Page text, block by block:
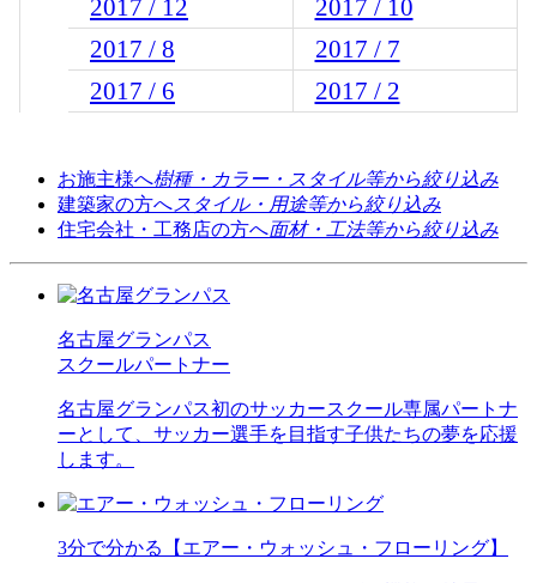
2017 / 12
2017 / 10
2017 / 8
2017 / 7
2017 / 6
2017 / 2
お施主様へ樹種・カラー・スタイル等から絞り込み
建築家の方へ スタイル・用途等から絞り込み
住宅会社・工務店の方へ面材・工法等から絞り込み
名古屋グランパス
スクールパートナー
名古屋グランパス初のサッカースクール専属パートナ
ーとして、サッカー選手を目指す子供たちの夢を応援
します。
3分で分かる【エアー・ウォッシュ・フローリング】